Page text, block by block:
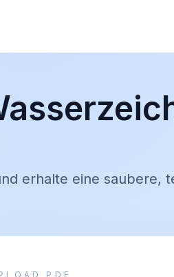
erhalte eine saubere,
PDF